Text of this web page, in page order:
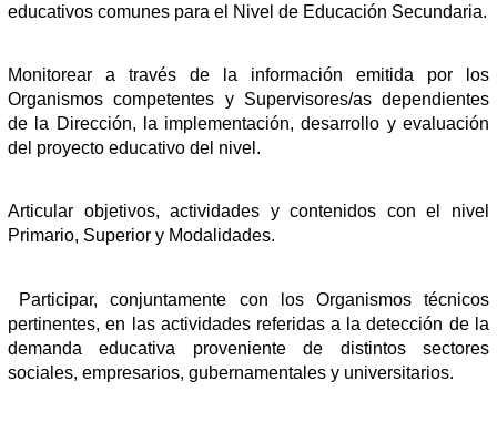
educativos comunes para el Nivel de Educación Secundaria.
Monitorear a través de la información emitida por los
Organismos competentes y Supervisores/as dependientes
de la Dirección, la implementación, desarrollo y evaluación
del proyecto educativo del nivel.
Articular objetivos, actividades ycontenidos con el nivel
Primario, Superior y Modalidades.
Participar, conjuntamente con los Organismos técnicos
pertinentes, en las actividades referidas a la detección de la
demanda educativa proveniente de distintos sectores
sociales, empresarios, gubernamentales y universitarios.